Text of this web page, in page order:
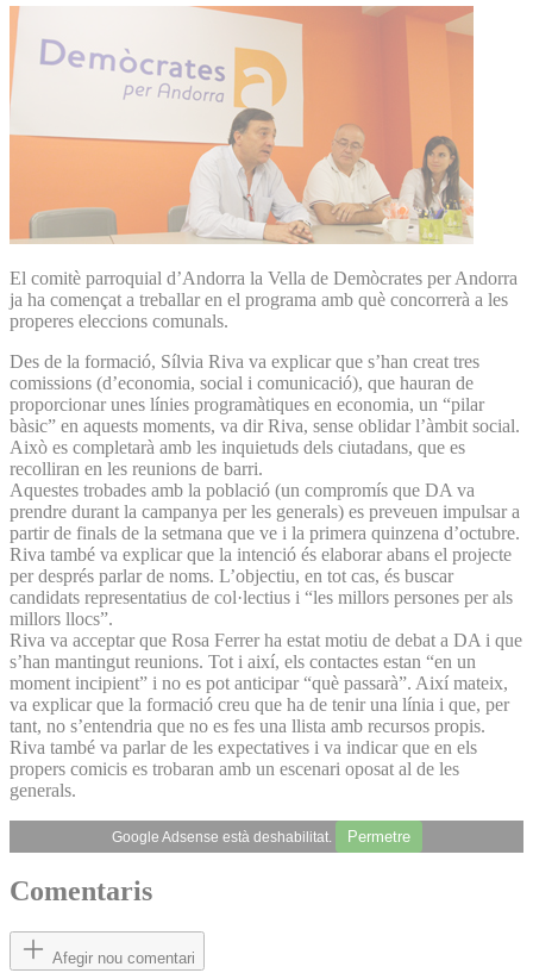
El comitè parroquial d’Andorra la Vella de Demòcrates per Andorra
ja ha començat a treballar en el programa amb què concorrerà a les
properes eleccions comunals.
Des de la formació, Sílvia Riva va explicar que s’han creat tres
comissions (d’economia, social i comunicació), que hauran de
proporcionar unes línies programàtiques en economia, un “pilar
bàsic” en aquests moments, va dir Riva, sense oblidar l’àmbit social.
Això es completarà amb les inquietuds dels ciutadans, que es
recolliran en les reunions de barri.
Aquestes trobades amb la població (un compromís que DA va
prendre durant la campanya per les generals) es preveuen impulsar a
partir de finals de la setmana que ve i la primera quinzena d’octubre.
Riva també va explicar que la intenció és elaborar abans el projecte
per després parlar de noms. L’objectiu, en tot cas, és buscar
candidats representatius de col·lectius i “les millors persones per als
millors llocs”.
Riva va acceptar que Rosa Ferrer ha estat motiu de debat a DA i que
s’han mantingut reunions. Tot i així, els contactes estan “en un
moment incipient” i no es pot anticipar “què passarà”. Així mateix,
va explicar que la formació creu que ha de tenir una línia i que, per
tant, no s’entendria que no es fes una llista amb recursos propis.
Riva també va parlar de les expectatives i va indicar que en els
propers comicis es trobaran amb un escenari oposat al de les
generals.
Google Adsense està deshabilitat. Permetre
Comentaris
Afegir nou comentari